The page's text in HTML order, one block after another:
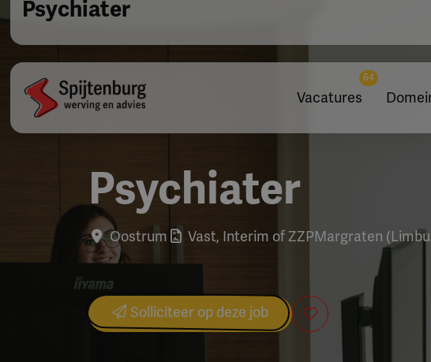
Psychiater
Vacatures
64
Psychiater
Oostrum Vast, Interim of ZZPMargraten
Solliciteer op deze job